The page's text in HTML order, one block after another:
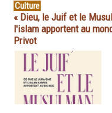
Culture
« Dieu, le Juif et le
l'islam apportent au
Privot